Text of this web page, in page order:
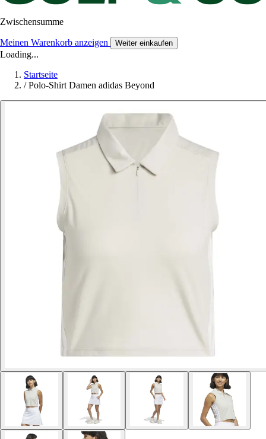
Zwischensumme
Meinen Warenkorb anzeigen Weiter einkaufen
Loading...
Startseite
/ Polo-Shirt Damen adidas Beyond